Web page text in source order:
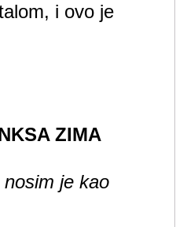
i ovo je
ZIMA
je kao